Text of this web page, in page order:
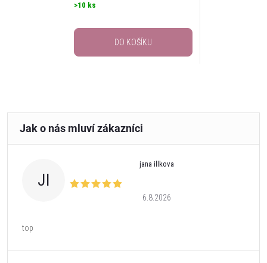
>10 ks
DO KOŠÍKU
JI
jana illkova
6.8.2026
top